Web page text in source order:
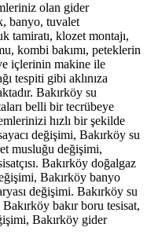
olan gider
banyo, tuvalet
tamiratı, klozet montajı,
kombi bakımı, peteklerin
içlerinin makine ile
tespiti gibi aklınıza
Bakırköy su
belli bir tecrübeye
hızlı bir şekilde
değişimi, Bakırköy su
musluğu değişimi,
Bakırköy doğalgaz
Bakırköy banyo
değişimi. Bakırköy su
Bakırköy bakır boru tesisat,
Bakırköy gider